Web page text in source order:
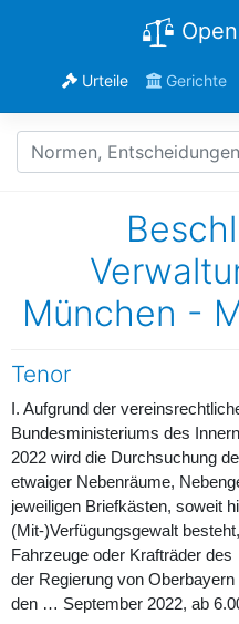
Urteile Gerichte
München -
Tenor
I. Aufgrund der
Bundesministeriums des
2022 wird die Durchsuchung
etwaiger Nebenräume,
jeweiligen Briefkästen, soweit
(Mit-)Verfügungsgewalt
Fahrzeuge oder Krafträder
der Regierung von
den … September 2022, ab